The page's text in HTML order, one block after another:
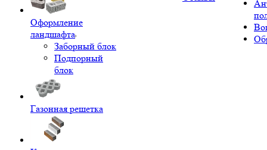
Оформление
ландшафта
Заборный блок
Подпорный
блок
Газонная решетка